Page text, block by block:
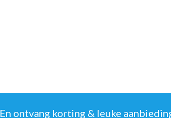
En ontvang korting & leuke